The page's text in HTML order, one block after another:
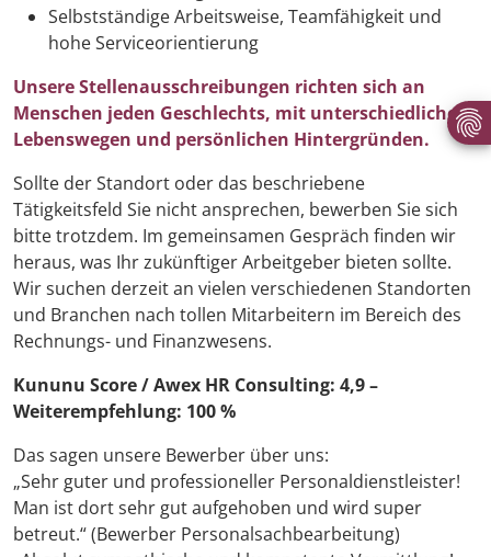
Selbstständige Arbeitsweise, Teamfähigkeit und
hohe Serviceorientierung
Unsere Stellenausschreibungen richten sich an
Menschen jeden Geschlechts, mit unterschiedlichen
Lebenswegen und persönlichen Hintergründen.
Sollte der Standort oder das beschriebene
Tätigkeitsfeld Sie nicht ansprechen, bewerben Sie sich
bitte trotzdem. Im gemeinsamen Gespräch finden wir
heraus, was Ihr zukünftiger Arbeitgeber bieten sollte.
Wir suchen derzeit an vielen verschiedenen Standorten
und Branchen nach tollen Mitarbeitern im Bereich des
Rechnungs- und Finanzwesens.
Kununu Score / Awex HR Consulting: 4,9 –
Weiterempfehlung: 100 %
Das sagen unsere Bewerber über uns:
„Sehr guter und professioneller Personaldienstleister!
Man ist dort sehr gut aufgehoben und wird super
betreut.“ (Bewerber Personalsachbearbeitung)